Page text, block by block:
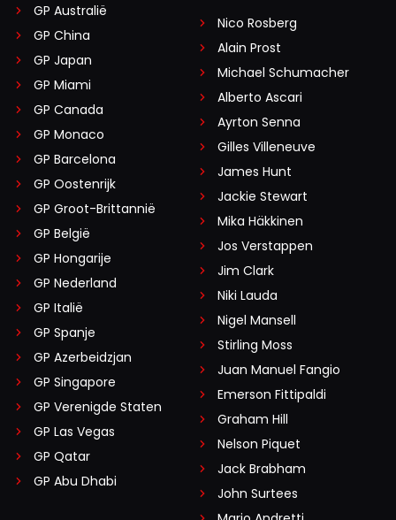
GP Australië
GP China
GP Japan
GP Miami
GP Canada
GP Monaco
GP Barcelona
GP Oostenrijk
GP Groot-Brittannië
GP België
GP Hongarije
GP Nederland
GP Italië
GP Spanje
GP Azerbeidzjan
GP Singapore
GP Verenigde Staten
GP Las Vegas
GP Qatar
GP Abu Dhabi
Nico Rosberg
Alain Prost
Michael Schumacher
Alberto Ascari
Ayrton Senna
Gilles Villeneuve
James Hunt
Jackie Stewart
Mika Häkkinen
Jos Verstappen
Jim Clark
Niki Lauda
Nigel Mansell
Stirling Moss
Juan Manuel Fangio
Emerson Fittipaldi
Graham Hill
Nelson Piquet
Jack Brabham
John Surtees